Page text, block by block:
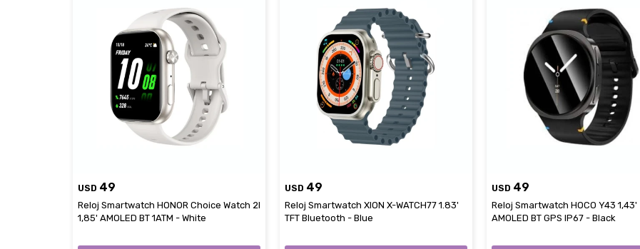
USD 49
Reloj Smartwatch HONOR Choice Watch 2I
1,85' AMOLED BT 1ATM - White
USD 49
Reloj Smartwatch XION X-WATCH77 1.83'
TFT Bluetooth - Blue
USD 49
Reloj Smartwatch HOCO Y43 1,43'
AMOLED BT GPS IP67 - Black